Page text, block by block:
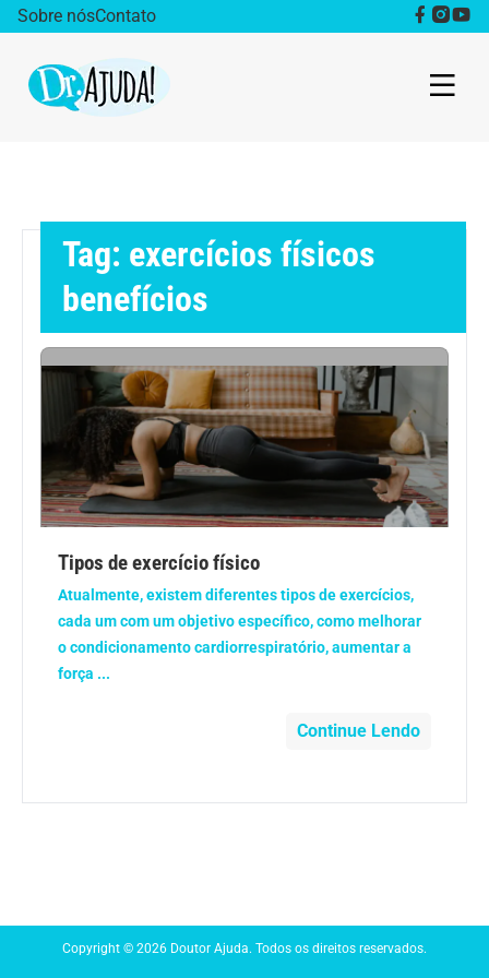
Sobre nósContato
Obesidade
Destaque
Bem estar
Vida Saudável
Saúde da mulher
Anemia
Anestesia
Aparelho Digestivo
Atividade física
Tag: exercícios físicos
benefícios
Tipos de exercício físico
Atualmente, existem diferentes tipos de exercícios,
cada um com um objetivo específico, como melhorar
o condicionamento cardiorrespiratório, aumentar a
força ...
Continue Lendo
Copyright © 2026 Doutor Ajuda. Todos os direitos reservados.